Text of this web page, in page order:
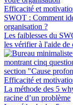
Efficacité et
SWOT : Comment
organisation ?
Les faiblesses du
les vérifier à l'aide
Efficacité et
La méthode des 5
racine d’un problème